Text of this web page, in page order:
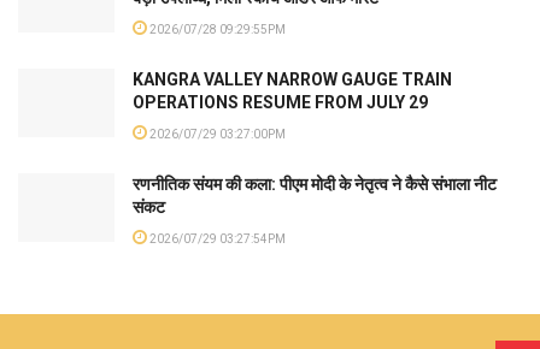
2026/07/28 09:29:55PM
KANGRA VALLEY NARROW GAUGE TRAIN
OPERATIONS RESUME FROM JULY 29
2026/07/29 03:27:00PM
रणनीतिक संयम की कला: पीएम मोदी के नेतृत्व ने कैसे संभाला नीट
संकट
2026/07/29 03:27:54PM